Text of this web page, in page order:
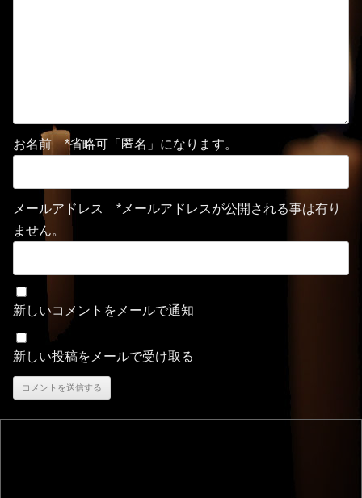
お名前 *省略可「匿名」になります。
メールアドレス *メールアドレスが公開される事は有り
ません。
新しいコメントをメールで通知
新しい投稿をメールで受け取る